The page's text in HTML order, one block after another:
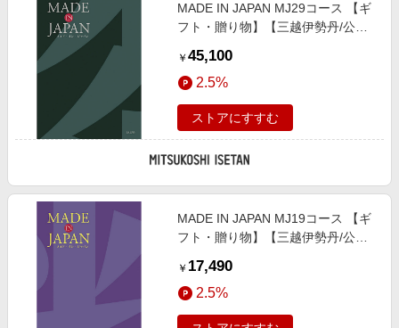
MADE IN JAPAN MJ29コース 【ギ
フト・贈り物】【三越伊勢丹/公
￥ 45,100
2.5%
ストアにすすむ
MADE IN JAPAN MJ19コース 【ギ
フト・贈り物】【三越伊勢丹/公
￥ 17,490
2.5%